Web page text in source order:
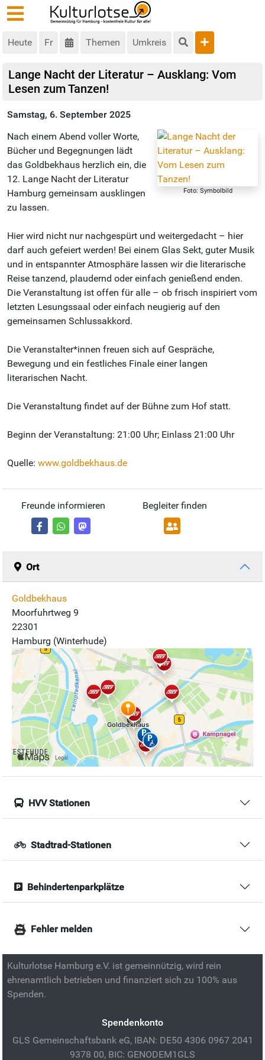
Heute Fr Themen Umkreis
Lange Nacht der Literatur – Ausklang: Vom
Lesen zum Tanzen!
Samstag, 6. September 2025
Foto: Symbolbild
Nach einem Abend voller Worte,
Bücher und Begegnungen lädt
das Goldbekhaus herzlich ein, die
12. Lange Nacht der Literatur
Hamburg gemeinsam ausklingen
zu lassen.
Hier wird nicht nur nachgespürt und weitergedacht – hier
darf auch gefeiert werden! Bei einem Glas Sekt, guter Musik
und in entspannter Atmosphäre lassen wir die literarische
Reise tanzend, plaudernd oder einfach genießend enden.
Die Veranstaltung ist offen für alle – ob frisch inspiriert vom
letzten Lesungssaal oder einfach neugierig auf den
gemeinsamen Schlussakkord.
Die Veranstalter*innen freuen sich auf Gespräche,
Bewegung und ein festliches Finale einer langen
literarischen Nacht.
Die Veranstaltung findet auf der Bühne zum Hof statt.
Beginn der Veranstaltung: 21:00 Uhr; Einlass 21:00 Uhr
Quelle: www.goldbekhaus.de
Freunde informieren Begleiter finden
Ort
Goldbekhaus
Moorfuhrtweg 9
22301
Hamburg (Winterhude)
HVV Stationen
Stadtrad-Stationen
Behindertenparkplätze
Fehler melden
Kulturlotse Hamburg e.V. ist gemeinnützig, wird rein
ehrenamtlich betrieben und finanziert sich zu 100% aus
Spenden.
Spendenkonto
GLS Gemeinschaftsbank eG, IBAN: DE50 4306 0967 2041
9378 00, BIC: GENODEM1GLS